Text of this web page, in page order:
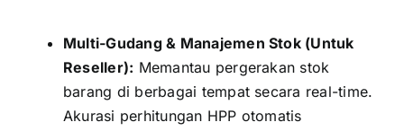
Multi-Gudang & Manajemen Stok (Untuk
Reseller): Memantau pergerakan stok
barang di berbagai tempat secara real-time.
Akurasi perhitungan HPP otomatis